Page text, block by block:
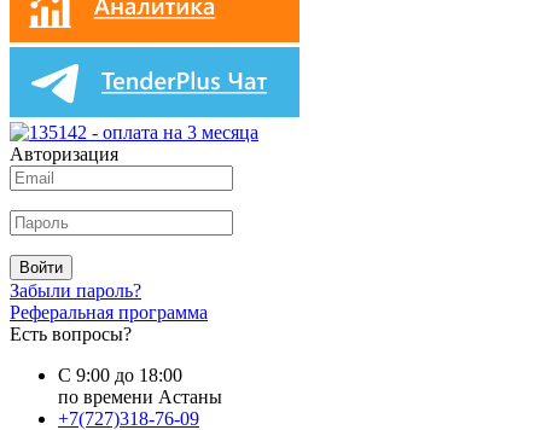
Авторизация
Войти
Забыли пароль?
Реферальная программа
Есть вопросы?
С 9:00 до 18:00
по времени Астаны
+7(727)318-76-09